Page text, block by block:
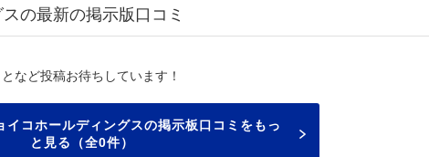
の最新の掲示版口コミ
など投稿お待ちしています！
イコホールディングスの掲示板口コミをもっ
と見る（全0件）